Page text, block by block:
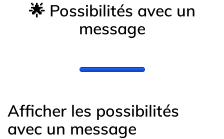
🌟 Possibilités avec un
message
Afficher les possibilités
avec un message